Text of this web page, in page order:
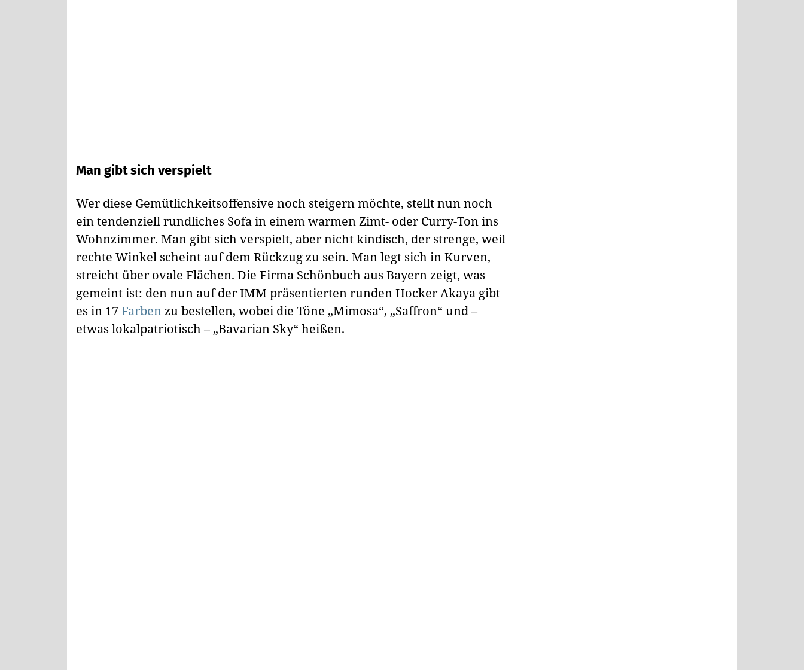
Man gibt sich verspielt
Wer diese Gemütlichkeitsoffensive noch steigern möchte, stellt nun noch
ein tendenziell rundliches Sofa in einem warmen Zimt- oder Curry-Ton ins
Wohnzimmer. Man gibt sich verspielt, aber nicht kindisch, der strenge, weil
rechte Winkel scheint auf dem Rückzug zu sein. Man legt sich in Kurven,
streicht über ovale Flächen. Die Firma Schönbuch aus Bayern zeigt, was
gemeint ist: den nun auf der IMM präsentierten runden Hocker Akaya gibt
es in 17Farbenzu bestellen, wobei die Töne „Mimosa“, „Saffron“ und –
etwas lokalpatriotisch – „Bavarian Sky“ heißen.